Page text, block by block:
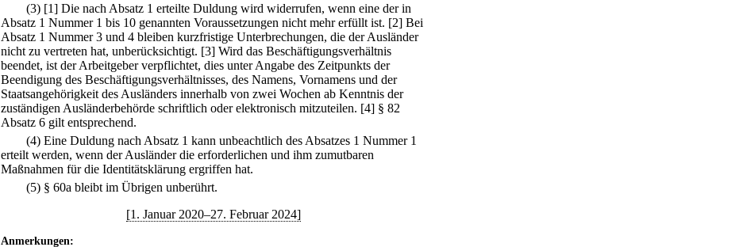
(3) [1] Die nach Absatz 1 erteilte Duldung wird widerrufen, wenn eine der in
Absatz 1 Nummer 1 bis 10 genannten Voraussetzungen nicht mehr erfüllt ist. [2] Bei
Absatz 1 Nummer 3 und 4 bleiben kurzfristige Unterbrechungen, die der Ausländer
nicht zu vertreten hat, unberücksichtigt. [3] Wird das Beschäftigungsverhältnis
beendet, ist der Arbeitgeber verpflichtet, dies unter Angabe des Zeitpunkts der
Beendigung des Beschäftigungsverhältnisses, des Namens, Vornamens und der
Staatsangehörigkeit des Ausländers innerhalb von zwei Wochen ab Kenntnis der
zuständigen Ausländerbehörde schriftlich oder elektronisch mitzuteilen. [4] § 82
Absatz 6 gilt entsprechend.
(4) Eine Duldung nach Absatz 1 kann unbeachtlich des Absatzes 1 Nummer 1
erteilt werden, wenn der Ausländer die erforderlichen und ihm zumutbaren
Maßnahmen für die Identitätsklärung ergriffen hat.
(5) § 60a bleibt im Übrigen unberührt.
[1. Januar 2020–27. Februar 2024]
Anmerkungen: